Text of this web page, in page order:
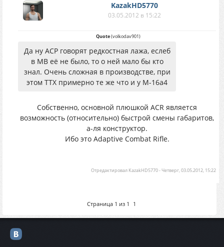
KazakHD5770
03.05.2012 в 15:22
Quote(volkodav901)
Да ну АСР говорят редкостная лажа, еслеб
в МВ её не было, то о ней мало бы кто
знал. Очень сложная в производстве, при
этом ТТХ примерно те же что и у М-16а4
Собственно, основной плюшкой ACR является
возможность (относительно) быстрой смены габаритов,
а-ля конструктор.
Ибо это Adaptive Combat Rifle.
Отредактировал KazakHD5770-Четверг, 03.05.2012, 15:22
Страница 1 из 1 1